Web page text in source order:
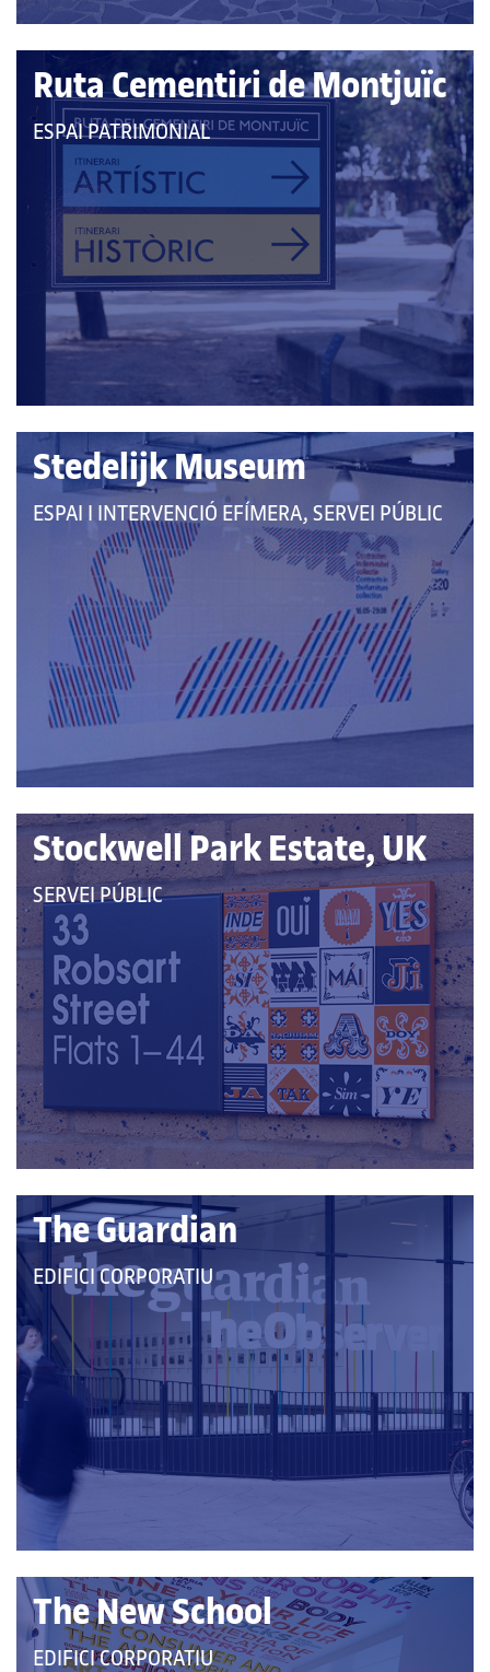
Ruta Cementiri de Montjuïc
QUE
PERTANY
CATEGORIES:
ESPAI PATRIMONIAL
Stedelijk Museum
QUE
PERTANY
CATEGORIES:
ESPAI I INTERVENCIÓ EFÍMERA, SERVEI PÚBLIC
Stockwell Park Estate, UK
QUE
PERTANY
LES
CATEGORIES:
SERVEI PÚBLIC
The Guardian
QUE
PERTANY
A
LES
CATEGORIES:
EDIFICI CORPORATIU
The New School
QUE
EDIFICI CORPORATIU